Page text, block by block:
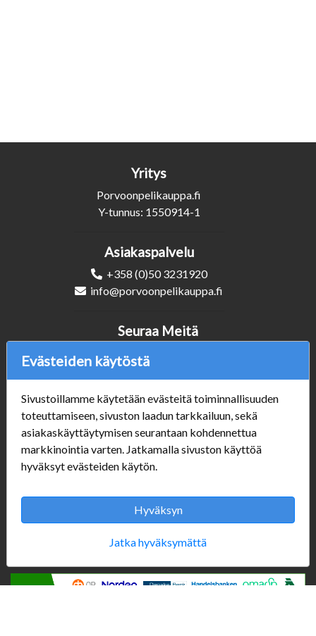
Yritys
Porvoonpelikauppa.fi
Y-tunnus: 1550914-1
Asiakaspalvelu
+358 (0)50 3231920
info@porvoonpelikauppa.fi
Verkkokauppa
#Yhteiskuntavastuu
#porvoonsithlord
Tilaus- ja toimitusehdot
ALE TUOTTEET
Aukioloajat:
Seuraa Meitä
Evästeiden käytöstä
Sivustoillamme käytetään evästeitä toiminnallisuuden
toteuttamiseen, sivuston laadun tarkkailuun, sekä
asiakaskäyttäytymisen seurantaan kohdennettua
markkinointia varten. Jatkamalla sivuston käyttöä
hyväksyt evästeiden käytön.
Hyväksyn
Jatka hyväksymättä